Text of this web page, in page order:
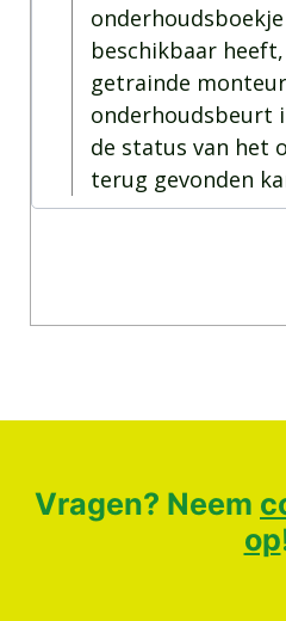
beschikbaar
getrainde
onderhoudsbeurt
de status van het
terug gevonden
Vragen? Neem
op